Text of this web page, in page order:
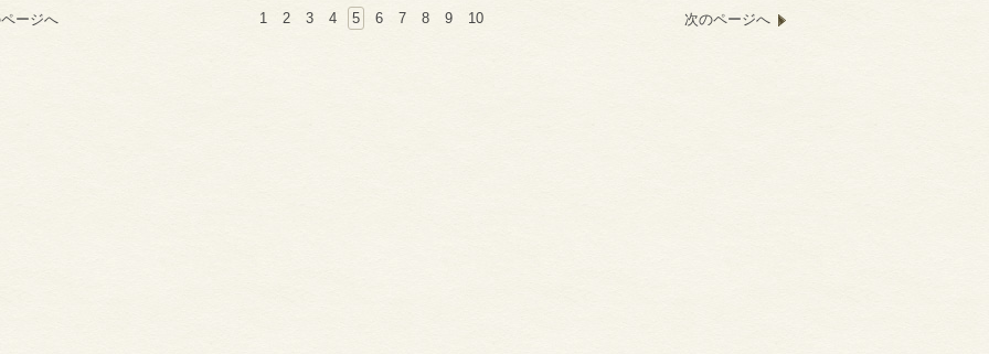
ージへ 1 2 3 4 5 6 7 8 9 10 次のページへ